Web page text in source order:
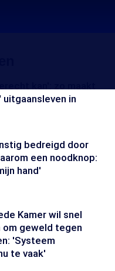
in
bedreigd door
een noodknop:
hand'
Kamer wil snel
geweld tegen
'Systeem
te vaak'